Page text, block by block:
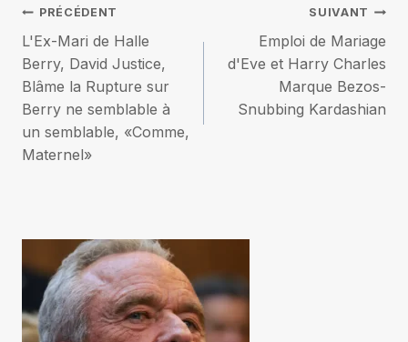
Navigation
de
l’article
PRÉCÉDENT
L'Ex-Mari de Halle
Berry, David Justice,
Blâme la Rupture sur
Berry ne semblable à
un semblable, «Comme,
Maternel»
SUIVANT
Emploi de Mariage
d'Eve et Harry Charles
Marque Bezos-
Snubbing Kardashian